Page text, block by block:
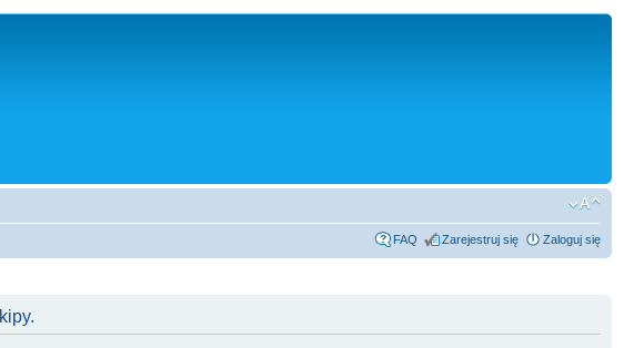
FAQ Zarejestruj się Zaloguj się